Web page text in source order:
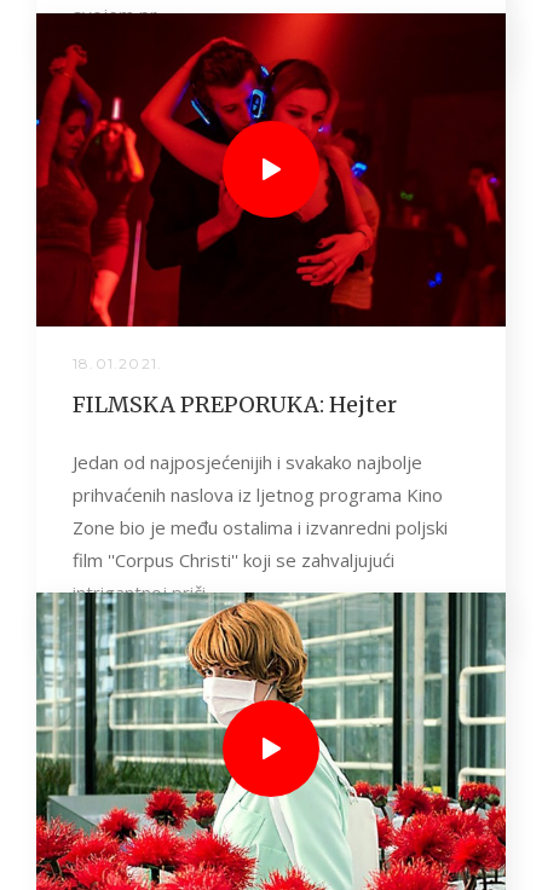
svojem pr...
18.01.2021.
FILMSKA PREPORUKA: Hejter
Jedan od najposjećenijih i svakako najbolje
prihvaćenih naslova iz ljetnog programa Kino
Zone bio je među ostalima i izvanredni poljski
film ''Corpus Christi'' koji se zahvaljujući
intrigantnoj priči,...